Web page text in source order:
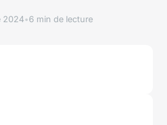
2024•6 min de lecture